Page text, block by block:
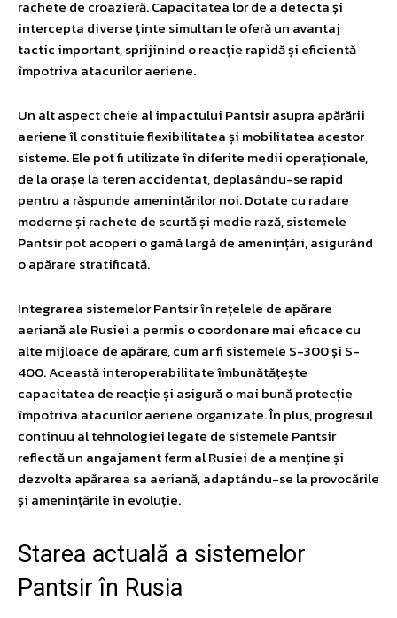
rachete de croazieră. Capacitatea lor de a detecta și
intercepta diverse ținte simultan le oferă un avantaj
tactic important, sprijinind o reacție rapidă și eficientă
împotriva atacurilor aeriene.
Un alt aspect cheie al impactului Pantsir asupra apărării
aeriene îl constituie flexibilitatea și mobilitatea acestor
sisteme. Ele pot fi utilizate în diferite medii operaționale,
de la orașe la teren accidentat, deplasându-se rapid
pentru a răspunde amenințărilor noi. Dotate cu radare
moderne și rachete de scurtă și medie rază, sistemele
Pantsir pot acoperi o gamă largă de amenințări, asigurând
o apărare stratificată.
Integrarea sistemelor Pantsir în rețelele de apărare
aeriană ale Rusiei a permis o coordonare mai eficace cu
alte mijloace de apărare, cum ar fi sistemele S-300 și S-
400. Această interoperabilitate îmbunătățește
capacitatea de reacție și asigură o mai bună protecție
împotriva atacurilor aeriene organizate. În plus, progresul
continuu al tehnologiei legate de sistemele Pantsir
reflectă un angajament ferm al Rusiei de a menține și
dezvolta apărarea sa aeriană, adaptându-se la provocările
și amenințările în evoluție.
Starea actuală a sistemelor
Pantsir în Rusia